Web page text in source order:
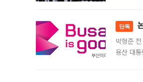
단독
박형준
용산 대